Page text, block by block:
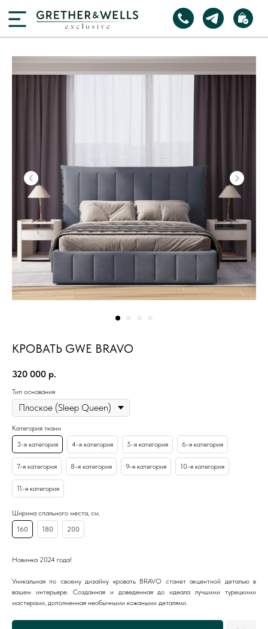
КРОВАТЬ GWE BRAVO
320 000 р.
Тип основания
Категория ткани
3-я категория
4-я категория 5-я категория 6-я категория
7-я категория 8-я категория 9-я категория 10-я категория
11-я категория
Ширина спального места, см.
160
180 200
Новинка 2024 года!
Уникальная по своему дизайну кровать BRAVO станет акцентной деталью в
вашем интерьере. Созданная и доведенная до идеала лучшими турецкими
мастерами, дополненная необычными кожаными деталями.